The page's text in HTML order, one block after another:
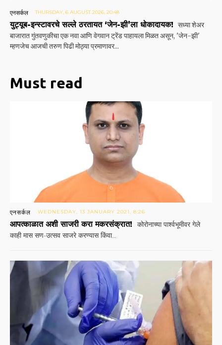
एनसर्कल THURSDAY, 6 AUGUST 2026, 20:48
युट्यूब-इन्स्टावरचे सल्ले ठरतायत ‘जेन-झी’ला धोकादायक! सध्या शेअर
बाजारात गुंतवणुकीचा एक नवा आणि वेगवान ट्रेंड पाहायला मिळत असून, 'जेन-झी'
म्हणजेच आजची तरुण पिढी मोठ्या प्रमाणावर...
Must read
एनसर्कल WEDNESDAY, 13 JANUARY 2021, 8:26
आपत्काळात अशी साजरी करा मकरसंक्रात!
कोरोनाच्या पार्श्‍वभूमीवर गेले
काही मास सण-उत्सव साजरे करण्यास किंवा...